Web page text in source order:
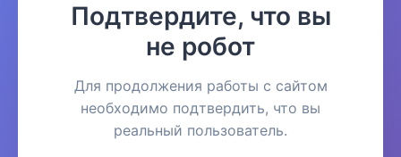
Подтвердите, что вы
не робот
Для продолжения работы с сайтом
необходимо подтвердить, что вы
реальный пользователь.